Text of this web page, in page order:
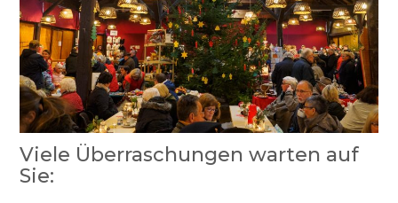
Viele Überraschungen warten auf
Sie: